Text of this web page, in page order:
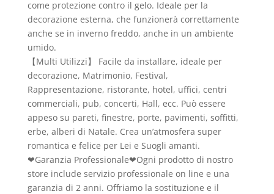
come protezione contro il gelo. Ideale per la
decorazione esterna, che funzionerà correttamente
anche se in inverno freddo, anche in un ambiente
umido.
【Multi Utilizzi】 Facile da installare, ideale per
decorazione, Matrimonio, Festival,
Rappresentazione, ristorante, hotel, uffici, centri
commerciali, pub, concerti, Hall, ecc. Può essere
appeso su pareti, finestre, porte, pavimenti, soffitti,
erbe, alberi di Natale. Crea un’atmosfera super
romantica e felice per Lei e Suogli amanti.
❤Garanzia Professionale❤Ogni prodotto di nostro
store include servizio professionale on line e una
garanzia di 2 anni. Offriamo la sostituzione e il